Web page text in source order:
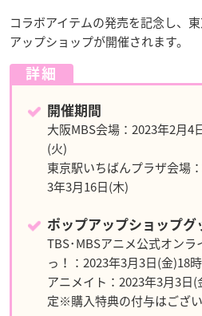
コラボアイテムの発売を記念し、
アップショップが開催されます。
詳細
開催期間
大阪MBS会場：2023年2月4
(火)
東京駅いちばんプラザ会場
3年3月16日(木)
ポップアップショップグ
TBS･MBSアニメ公式オン
っ！：2023年3月3日(金)18
アニメイト：2023年3月3日
定※購入特典の付与はござい